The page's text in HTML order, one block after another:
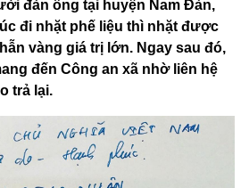
đàn ông tại huyện Nam Đàn,
đi nhặt phế liệu thì nhặt được
vàng giá trị lớn. Ngay sau đó,
đến Công an xã nhờ liên hệ
trả lại.